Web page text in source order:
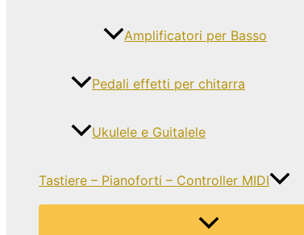
Amplificatori per Basso
Pedali effetti per chitarra
Ukulele e Guitalele
Tastiere – Pianoforti – Controller MIDI